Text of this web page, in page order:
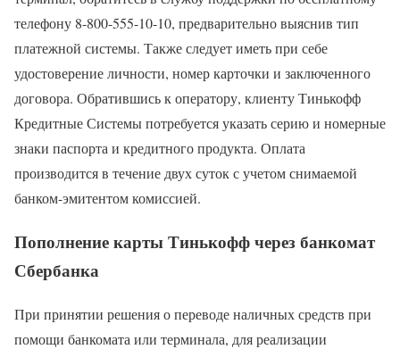
телефону 8-800-555-10-10, предварительно выяснив тип
платежной системы. Также следует иметь при себе
удостоверение личности, номер карточки и заключенного
договора. Обратившись к оператору, клиенту Тинькофф
Кредитные Системы потребуется указать серию и номерные
знаки паспорта и кредитного продукта. Оплата
производится в течение двух суток с учетом снимаемой
банком-эмитентом комиссией.
Пополнение карты Тинькофф через банкомат
Сбербанка
При принятии решения о переводе наличных средств при
помощи банкомата или терминала, для реализации